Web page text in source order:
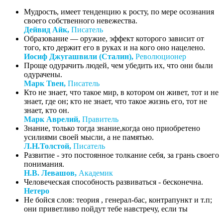
Мудрость, имеет тенденцию к росту, по мере осознания
своего собственного невежества.
Дейвид Айк, Писатель
Образование — оружие, эффект которого зависит от
того, кто держит его в руках и на кого оно нацелено.
Иосиф Джугашвили (Сталин), Революционер
Проще одурачить людей, чем убедить их, что они были
одурачены.
Марк Твен, Писатель
Кто не знает, что такое мир, в котором он живет, тот и не
знает, где он; кто не знает, что такое жизнь его, тот не
знает, кто он.
Марк Аврелий, Правитель
Знание, только тогда знание,когда оно приобретено
усилиями своей мысли, а не памятью.
Л.Н.Толстой, Писатель
Развитие - это постоянное толкание себя, за грань своего
понимания.
Н.В. Левашов, Академик
Человеческая способность развиваться - бесконечна.
Нетеро
Не бойся слов: теория , генерал-бас, контрапункт и т.п;
они приветливо пойдут тебе навстречу, если ты